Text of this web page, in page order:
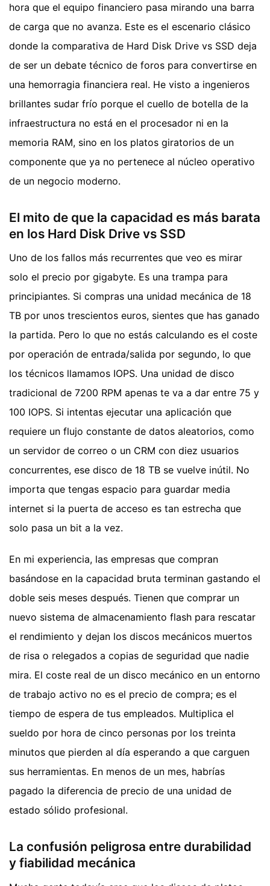
hora que el equipo financiero pasa mirando una barra
de carga que no avanza. Este es el escenario clásico
donde la comparativa de Hard Disk Drive vs SSD deja
de ser un debate técnico de foros para convertirse en
una hemorragia financiera real. He visto a ingenieros
brillantes sudar frío porque el cuello de botella de la
infraestructura no está en el procesador ni en la
memoria RAM, sino en los platos giratorios de un
componente que ya no pertenece al núcleo operativo
de un negocio moderno.
El mito de que la capacidad es más barata
en los Hard Disk Drive vs SSD
Uno de los fallos más recurrentes que veo es mirar
solo el precio por gigabyte. Es una trampa para
principiantes. Si compras una unidad mecánica de 18
TB por unos trescientos euros, sientes que has ganado
la partida. Pero lo que no estás calculando es el coste
por operación de entrada/salida por segundo, lo que
los técnicos llamamos IOPS. Una unidad de disco
tradicional de 7200 RPM apenas te va a dar entre 75 y
100 IOPS. Si intentas ejecutar una aplicación que
requiere un flujo constante de datos aleatorios, como
un servidor de correo o un CRM con diez usuarios
concurrentes, ese disco de 18 TB se vuelve inútil. No
importa que tengas espacio para guardar media
internet si la puerta de acceso es tan estrecha que
solo pasa un bit a la vez.
En mi experiencia, las empresas que compran
basándose en la capacidad bruta terminan gastando el
doble seis meses después. Tienen que comprar un
nuevo sistema de almacenamiento flash para rescatar
el rendimiento y dejan los discos mecánicos muertos
de risa o relegados a copias de seguridad que nadie
mira. El coste real de un disco mecánico en un entorno
de trabajo activo no es el precio de compra; es el
tiempo de espera de tus empleados. Multiplica el
sueldo por hora de cinco personas por los treinta
minutos que pierden al día esperando a que carguen
sus herramientas. En menos de un mes, habrías
pagado la diferencia de precio de una unidad de
estado sólido profesional.
La confusión peligrosa entre durabilidad
y fiabilidad mecánica